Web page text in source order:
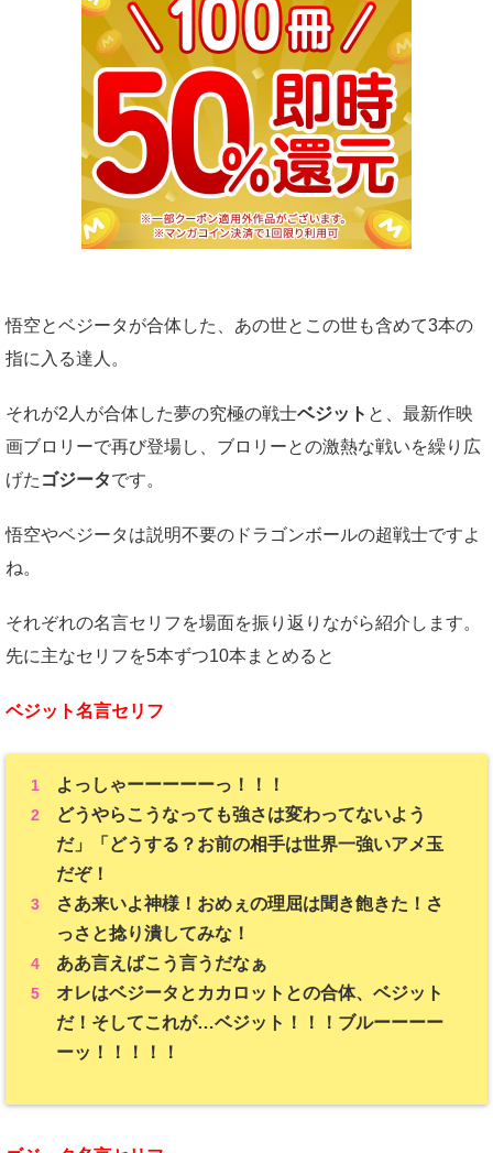
悟空とベジータが合体した、あの世とこの世も含めて3本の
指に入る達人。
それが2人が合体した夢の究極の戦士ベジット と、最新作映
画ブロリーで再び登場し、ブロリーとの激熱な戦いを繰り広
げた ゴジータです。
悟空やベジータは説明不要のドラゴンボールの超戦士ですよ
ね。
それぞれの名言セリフを場面を振り返りながら紹介します。
先に主なセリフを5本ずつ10本まとめると
ベジット名言セリフ
よっしゃーーーーーっ！！！
どうやらこうなっても強さは変わってないよう
だ」「どうする？お前の相手は世界一強いアメ玉
だぞ！
さあ来いよ神様！おめぇの理屈は聞き飽きた！さ
っさと捻り潰してみな！
ああ言えばこう言うだなぁ
オレはベジータとカカロットとの合体、ベジット
だ！そしてこれが…ベジット！！！ブルーーーー
ーッ！！！！！